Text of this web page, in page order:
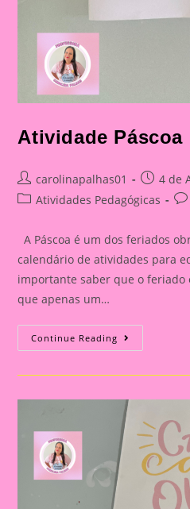
Atividade Páscoa
Post
author:
carolinapalhas01
Post4 de
PostAtividades Pedagógicas
A Páscoa é um dos feriados
calendário de atividades para
importante saber que o feriado
que apenas um…
Continue Reading Atividade
Páscoa